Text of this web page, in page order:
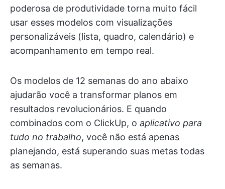
poderosa de produtividade torna muito fácil
usar esses modelos com visualizações
personalizáveis (lista, quadro, calendário) e
acompanhamento em tempo real.
Os modelos de 12 semanas do ano abaixo
ajudarão você a transformar planos em
resultados revolucionários. E quando
combinados com o ClickUp, o aplicativo para
tudo no trabalho, você não está apenas
planejando, está superando suas metas todas
as semanas.